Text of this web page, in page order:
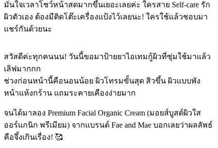
มั่นใจเวลาโชว์หน้าสดมากขึ้นเยอะเลยค่ะ ใครสาย Self-care รัก
ผิวตัวเอง ต้องมีติดโต๊ะเครื่องแป้งไว้เลยนะ! ใครใช้แล้วชอบมา
แชร์กันด้วยนะ
สวัสดีค่ะทุกคนนน! วันนี้ขอมาป้ายยาไอเทมกู้ผิวที่ซุ่มใช้มาแล้ว
เลิฟมากกก
ช่วงก่อนหน้านี้คือนอนน้อย ผิวโทรมขั้นสุด สิวขึ้น ผิวแบบพัง
หน้าแห้งกร้าน แถมระคายเคืองง่ายมาก
จนได้มาลอง Premium Facial Organic Cream (มอยส์บูสต์ผิวใส
ออร์แกนิก พรีเมียม) จากแบรนด์ Fae and Mae บอกเลยว่าผลลัพธ์
คือจึ้งเกินเรื่อง! 🥰